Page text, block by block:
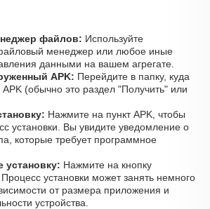
файлов: Используйте
менеджер или любое иные
данными на вашем агрегате.
APK: Перейдите в папку, куда
(обычно это раздел "Получить" или
Нажмите на пункт APK, чтобы
установки. Вы увидите уведомление о
которые требует программное
установку: Нажмите на кнопку
установки может занять немного
от размера приложения и
устройства.